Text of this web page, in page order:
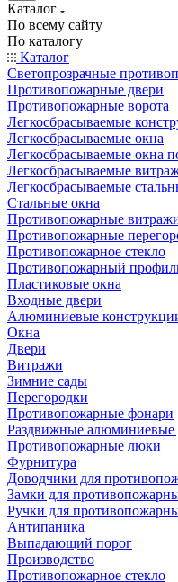
Каталог
По всему сайту
По каталогу
Каталог
Светопрозрачные
Противопожарные двери
Противопожарные ворота
Легкосбрасываемые
Легкосбрасываемые окна
Легкосбрасываемые окна
Легкосбрасываемые
Легкосбрасываемые
Стальные окна
Противопожарные
Противопожарные
Противопожарное стекло
Противопожарный
Пластиковые окна
Входные двери
Алюминиевые
Окна
Двери
Витражи
Зимние сады
Перегородки
Противопожарные фонари
Раздвижные алюминиевые
Противопожарные люки
Фурнитура
Доводчики для
Замки для
Ручки для
Антипаника
Выпадающий порог
Производство
Противопожарное стекло